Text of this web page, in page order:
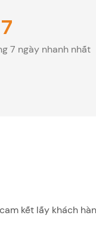
7
7 ngày nhanh nhất
kết lấy khách